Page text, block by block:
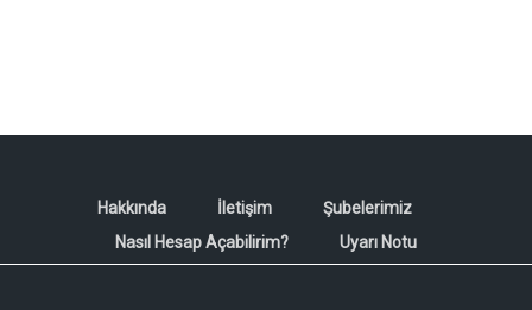
Hakkında İletişim
Şubelerimiz
Nasıl Hesap Açabilirim?
Uyarı Notu